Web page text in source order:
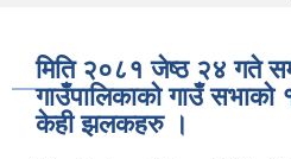
मिति २०८१ जेष्ठ २४ गते
गाउँपालिकाको गाउँ
केही झलकहरु ।